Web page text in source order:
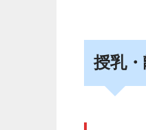
授乳